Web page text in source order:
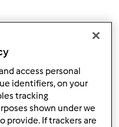
per poi andare tutti
access personal
identifiers, on your
tracking
shown under we
provide. If trackers are